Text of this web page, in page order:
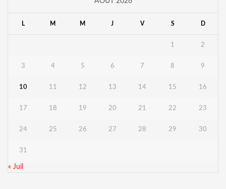
L M M J V S D
1 2
3 4 5 6 7 8 9
10 11 12 13 14 15 16
17 18 19 20 21 22 23
24 25 26 27 28 29 30
31
« Juil